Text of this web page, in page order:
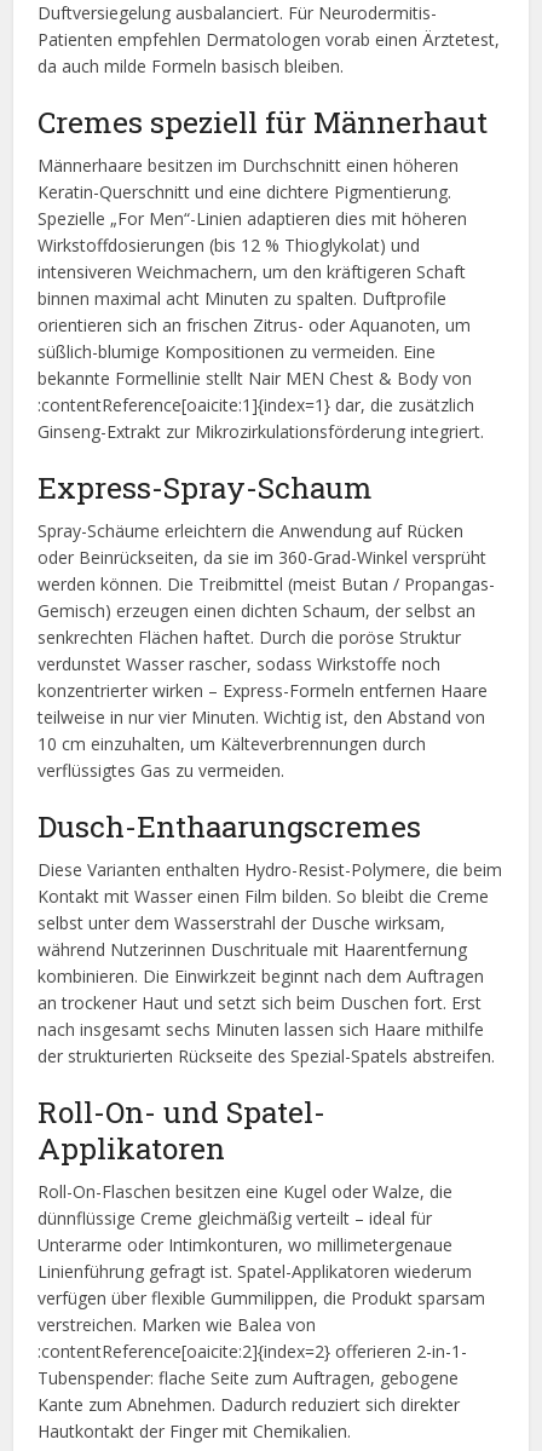
Duftversiegelung ausbalanciert. Für Neurodermitis-
Patienten empfehlen Dermatologen vorab einen Ärztetest,
da auch milde Formeln basisch bleiben.
Cremes speziell für Männerhaut
Männerhaare besitzen im Durchschnitt einen höheren
Keratin-Querschnitt und eine dichtere Pigmentierung.
Spezielle „For Men“-Linien adaptieren dies mit höheren
Wirkstoffdosierungen (bis 12 % Thioglykolat) und
intensiveren Weichmachern, um den kräftigeren Schaft
binnen maximal acht Minuten zu spalten. Duftprofile
orientieren sich an frischen Zitrus- oder Aquanoten, um
süßlich-blumige Kompositionen zu vermeiden. Eine
bekannte Formellinie stellt Nair MEN Chest & Body von
:contentReference[oaicite:1]{index=1} dar, die zusätzlich
Ginseng-Extrakt zur Mikrozirkulationsförderung integriert.
Express-Spray-Schaum
Spray-Schäume erleichtern die Anwendung auf Rücken
oder Beinrückseiten, da sie im 360-Grad-Winkel versprüht
werden können. Die Treibmittel (meist Butan / Propangas-
Gemisch) erzeugen einen dichten Schaum, der selbst an
senkrechten Flächen haftet. Durch die poröse Struktur
verdunstet Wasser rascher, sodass Wirkstoffe noch
konzentrierter wirken – Express-Formeln entfernen Haare
teilweise in nur vier Minuten. Wichtig ist, den Abstand von
10 cm einzuhalten, um Kälteverbrennungen durch
verflüssigtes Gas zu vermeiden.
Dusch-Enthaarungscremes
Diese Varianten enthalten Hydro-Resist-Polymere, die beim
Kontakt mit Wasser einen Film bilden. So bleibt die Creme
selbst unter dem Wasserstrahl der Dusche wirksam,
während Nutzerinnen Duschrituale mit Haarentfernung
kombinieren. Die Einwirkzeit beginnt nach dem Auftragen
an trockener Haut und setzt sich beim Duschen fort. Erst
nach insgesamt sechs Minuten lassen sich Haare mithilfe
der strukturierten Rückseite des Spezial-Spatels abstreifen.
Roll-On- und Spatel-
Applikatoren
Roll-On-Flaschen besitzen eine Kugel oder Walze, die
dünnflüssige Creme gleichmäßig verteilt – ideal für
Unterarme oder Intimkonturen, wo millimetergenaue
Linienführung gefragt ist. Spatel-Applikatoren wiederum
verfügen über flexible Gummilippen, die Produkt sparsam
verstreichen. Marken wie Balea von
:contentReference[oaicite:2]{index=2} offerieren 2-in-1-
Tubenspender: flache Seite zum Auftragen, gebogene
Kante zum Abnehmen. Dadurch reduziert sich direkter
Hautkontakt der Finger mit Chemikalien.